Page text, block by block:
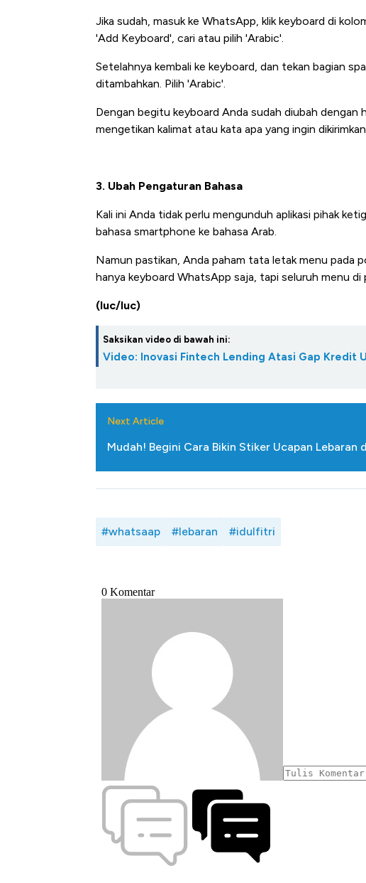
Jika sudah, masuk ke WhatsApp, klik keyboard di
'Add Keyboard', cari atau pilih 'Arabic'.
Setelahnya kembali ke keyboard, dan tekan bagian
ditambahkan. Pilih 'Arabic'.
Dengan begitu keyboard Anda sudah diubah dengan
mengetikan kalimat atau kata apa yang ingin
3. Ubah Pengaturan Bahasa
Kali ini Anda tidak perlu mengunduh aplikasi pihak
bahasa smartphone ke bahasa Arab.
Namun pastikan, Anda paham tata letak menu pada
hanya keyboard WhatsApp saja, tapi seluruh menu
(luc/luc)
Saksikan video di bawah ini:
Video: Inovasi Fintech Lending Atasi Gap Kredit
Next Article
Mudah! Begini Cara Bikin Stiker Ucapan Lebaran
#whatsaap #lebaran #idulfitri
Tembaga